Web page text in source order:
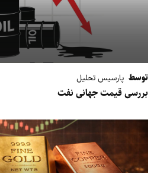
توسط پارسیس تحلیل
بررسی قیمت جهانی نفت